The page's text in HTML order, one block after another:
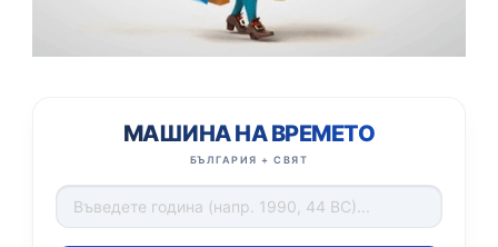
МАШИНА НА ВРЕМЕТО
БЪЛГАРИЯ + СВЯТ